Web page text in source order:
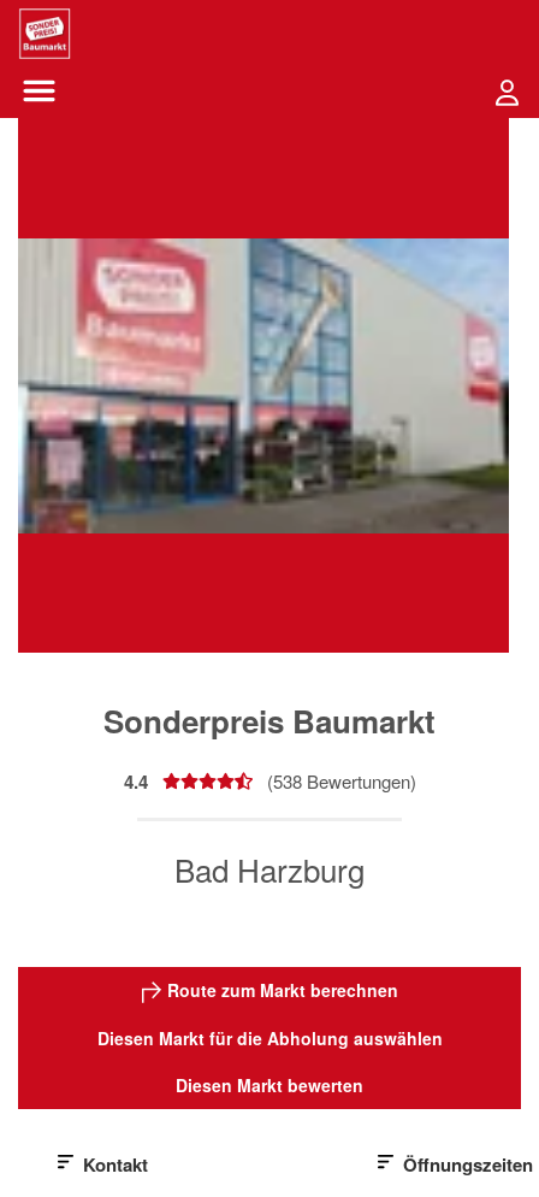
Sounder Preis Logo
Sonderpreis Baumarkt
4.4 (538Bewertungen)
Bad Harzburg
Route zum Markt berechnen
Diesen Markt für die Abholung auswählen
Diesen Markt bewerten
Öffnungszeiten
Kontakt